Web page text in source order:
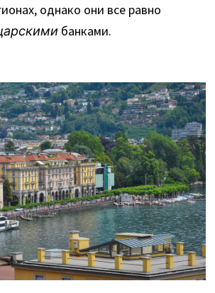
однако они все равно
банками.